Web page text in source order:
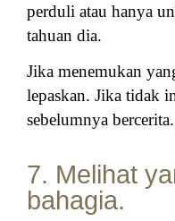
perduli atau hanya
tahuan dia.
Jika menemukan
lepaskan. Jika tidak
sebelumnya bercerita.
7. Melihat
bahagia.